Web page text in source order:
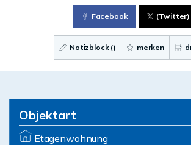
Facebook (Twitter)
Notizblock () merken
Objektart
Etagenwohnung